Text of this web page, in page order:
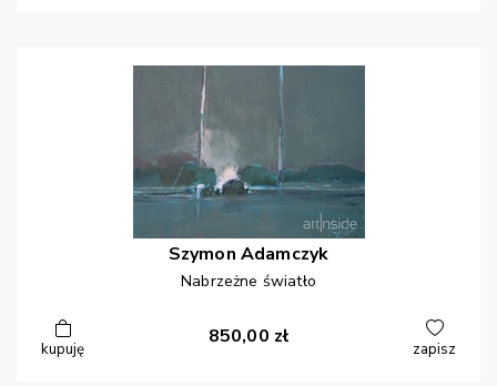
Szymon Adamczyk
Nabrzeżne światło
kupuję
850,00 zł
zapisz